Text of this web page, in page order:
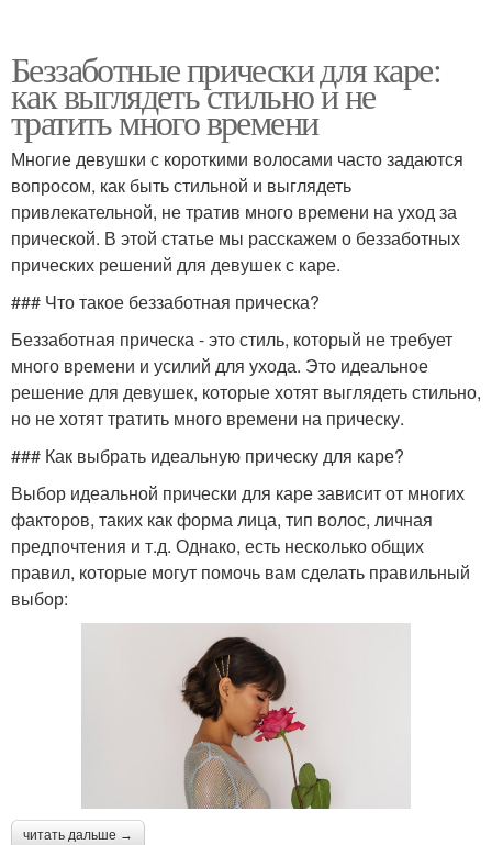
Беззаботные прически для каре:
как выглядеть стильно и не
тратить много времени
Многие девушки с короткими волосами часто задаются
вопросом, как быть стильной и выглядеть
привлекательной, не тратив много времени на уход за
прической. В этой статье мы расскажем о беззаботных
прических решений для девушек с каре.
### Что такое беззаботная прическа?
Беззаботная прическа - это стиль, который не требует
много времени и усилий для ухода. Это идеальное
решение для девушек, которые хотят выглядеть стильно,
но не хотят тратить много времени на прическу.
### Как выбрать идеальную прическу для каре?
Выбор идеальной прически для каре зависит от многих
факторов, таких как форма лица, тип волос, личная
предпочтения и т.д. Однако, есть несколько общих
правил, которые могут помочь вам сделать правильный
выбор:
читать дальше →